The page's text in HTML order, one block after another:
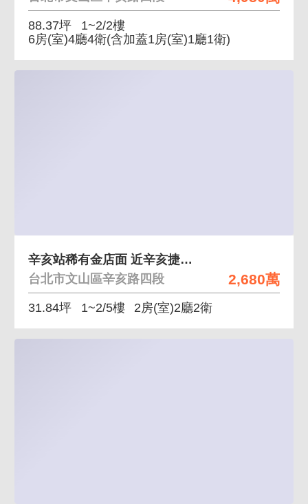
88.37坪
1~2/2樓
6房(室)4廳4衛(含加蓋1房(室)1廳1衛)
2,680萬
辛亥站稀有金店面 近辛亥捷運站住家店面辦公皆適合
台北市文山區辛亥路四段
31.84坪 1~2/5樓 2房(室)2廳2衛